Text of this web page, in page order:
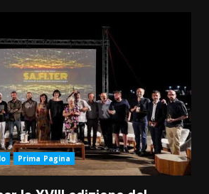
Prima Pagina